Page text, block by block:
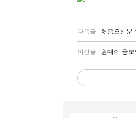
다음글 처음오신분
이전글 원데이 융모